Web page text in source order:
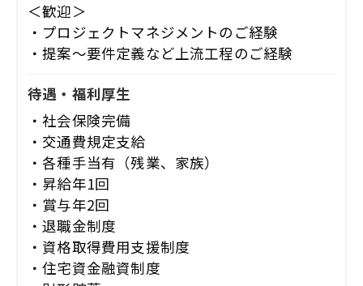
＜歓迎＞
・プロジェクトマネジメントのご経験
・提案～要件定義など上流工程のご経験
待遇・福利厚生
・社会保険完備
・交通費規定支給
・各種手当有（残業、家族）
・昇給年1回
・賞与年2回
・退職金制度
・資格取得費用支援制度
・住宅資金融資制度